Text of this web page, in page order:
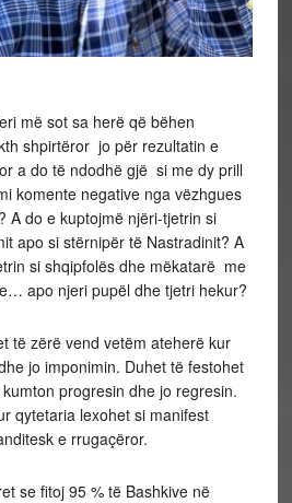
më sot sa herë që bëhen
shpirtëror jo për rezultatin e
a do të ndodhë gjë si me dy prill
komente negative nga vëzhgues
A do e kuptojmë njëri-tjetrin si
apo si stërnipër të Nastradinit? A
si shqipfolës dhe mëkatarë me
apo njeri pupël dhe tjetri hekur?
të zërë vend vetëm ateherë kur
jo imponimin. Duhet të festohet
progresin dhe jo regresin.
qytetaria lexohet si manifest
e rrugaçëror.
se fitoj 95 % të Bashkive në